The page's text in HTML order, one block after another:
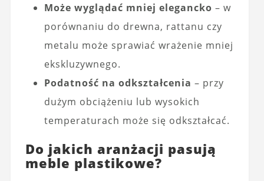
Może wyglądać mniej elegancko – w
porównaniu do drewna, rattanu czy
metalu może sprawiać wrażenie mniej
ekskluzywnego.
Podatność na odkształcenia – przy
dużym obciążeniu lub wysokich
temperaturach może się odkształcać.
Do jakich aranżacji pasują
meble plastikowe?